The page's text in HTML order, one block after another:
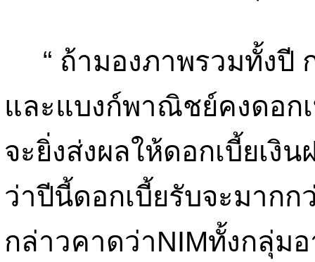
“ ถ้ามองภาพรวมทั้งปี
และแบงก์พาณิชย์คงดอก
จะยิ่งส่งผลให้ดอกเบี้ยเงิ
ว่าปีนี้ดอกเบี้ยรับจะมากก
กล่าวคาดว่าNIMทั้งกลุ่ม